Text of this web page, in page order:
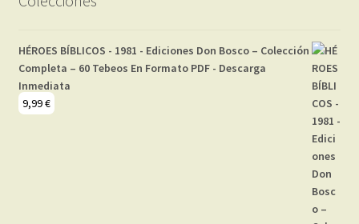
HÉROES BÍBLICOS - 1981 - Ediciones Don Bosco – Colección
Completa – 60 Tebeos En Formato PDF - Descarga
Inmediata
9,99€